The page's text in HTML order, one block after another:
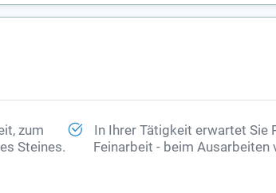
zum
Steines.
In Ihrer Tätigkeit erwartet Sie
Feinarbeit - beim Ausarbeiten